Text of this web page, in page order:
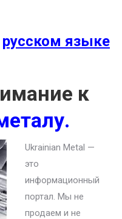
русском языке
к
Ukrainian Metal —
это
информационный
портал. Мы не
продаем и не